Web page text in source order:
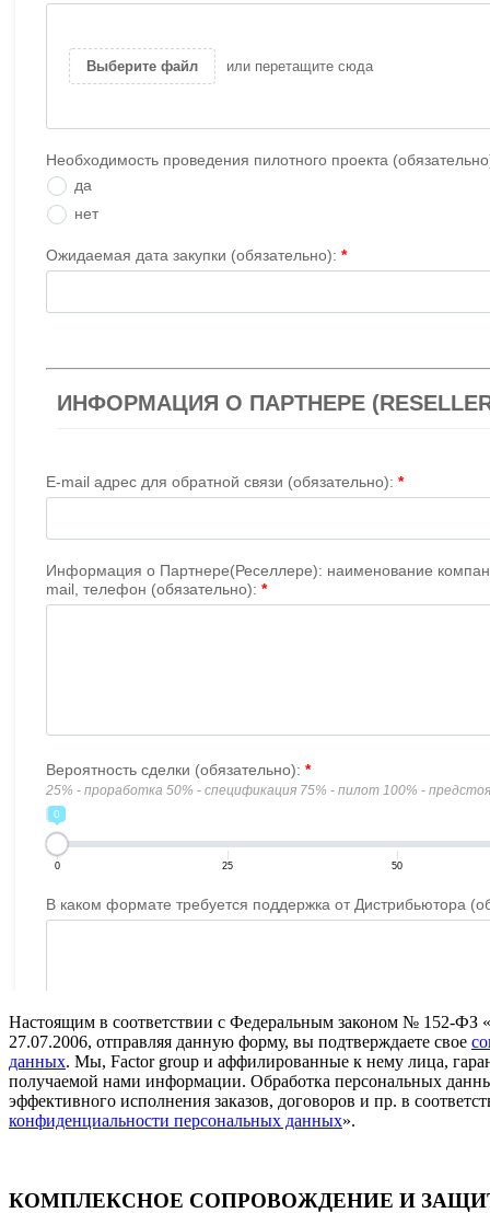
Настоящим в соответствии с Федеральным законом № 152-ФЗ
27.07.2006, отправляя данную форму, вы подтверждаете свое
данных. Мы, Factor group и аффилированные к нему лица,
получаемой нами информации. Обработка персональных
эффективного исполнения заказов, договоров и пр. в
конфиденциальности персональных данных».
КОМПЛЕКСНОЕ СОПРОВОЖДЕНИЕ И